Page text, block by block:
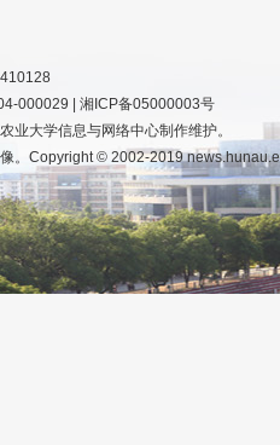
000029 | 湘ICP备05000003号
业大学信息与网络中心制作维护。
。Copyright © 2002-2019